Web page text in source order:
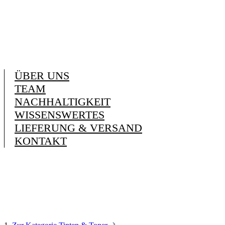
ÜBER UNS
TEAM
NACHHALTIGKEIT
WISSENSWERTES
LIEFERUNG & VERSAND
KONTAKT